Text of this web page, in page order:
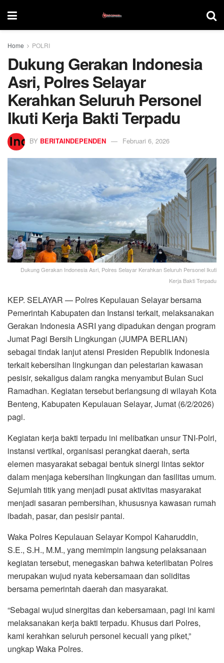
Home POLRI
Dukung Gerakan Indonesia
Asri, Polres Selayar
Kerahkan Seluruh Personel
Ikuti Kerja Bakti Terpadu
BY BERITAINDEPENDEN Februari 6, 2026
Dukung Gerakan Indonesia Asri, Polres Selayar Kerahkan Seluruh Personel Ikuti
Kerja Bakti Terpadu
KEP. SELAYAR — Polres Kepulauan Selayar bersama
Pemerintah Kabupaten dan Instansi terkait, melaksanakan
Gerakan Indonesia ASRI yang dipadukan dengan program
Jumat Pagi Bersih Lingkungan (JUMPA BERLIAN)
sebagai tindak lanjut atensi Presiden Republik Indonesia
terkait kebersihan lingkungan dan pelestarian kawasan
pesisir, sekaligus dalam rangka menyambut Bulan Suci
Ramadhan. Kegiatan tersebut berlangsung di wilayah Kota
Benteng, Kabupaten Kepulauan Selayar, Jumat (6/2/2026)
pagi.
Kegiatan kerja bakti terpadu ini melibatkan unsur TNI-Polri,
instansi vertikal, organisasi perangkat daerah, serta
elemen masyarakat sebagai bentuk sinergi lintas sektor
dalam menjaga kebersihan lingkungan dan fasilitas umum.
Sejumlah titik yang menjadi pusat aktivitas masyarakat
menjadi sasaran pembersihan, khususnya kawasan rumah
ibadah, pasar, dan pesisir pantai.
Waka Polres Kepulauan Selayar Kompol Kaharuddin,
S.E., S.H., M.M., yang memimpin langsung pelaksanaan
kegiatan tersebut, menegaskan bahwa keterlibatan Polres
merupakan wujud nyata kebersamaan dan soliditas
bersama pemerintah daerah dan masyarakat.
“Sebagai wujud sinergitas dan kebersamaan, pagi ini kami
melaksanakan kerja bakti terpadu. Khusus dari Polres,
kami kerahkan seluruh personel kecuali yang piket,”
ungkap Waka Polres.